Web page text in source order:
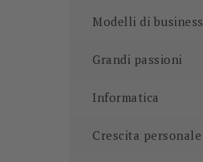
Modelli di business
Grandi passioni
Informatica
Crescita personale